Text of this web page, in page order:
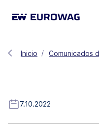
Inicio Comunicados
7.10.2022